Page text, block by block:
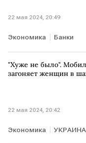
22 мая 2024, 20:49
Экономика Банки
"Хуже не было".
загоняет женщин в
22 мая 2024, 20:42
Экономика УКРАИНА